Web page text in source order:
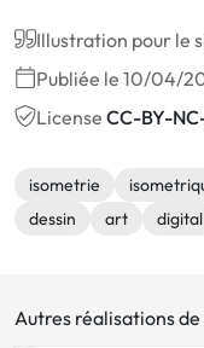
Illustration pour le
Publiée le 10/04/
License CC-BY-
isometrie
dessin
art digital
Autres réalisations